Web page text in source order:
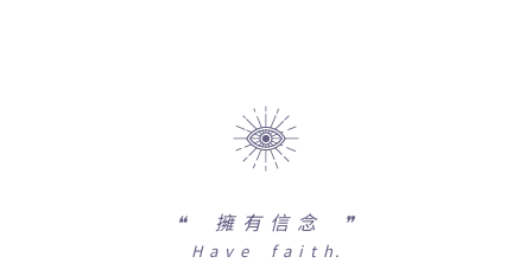
❝ 擁 有 信 念 ❞
H a v e f a i t h.